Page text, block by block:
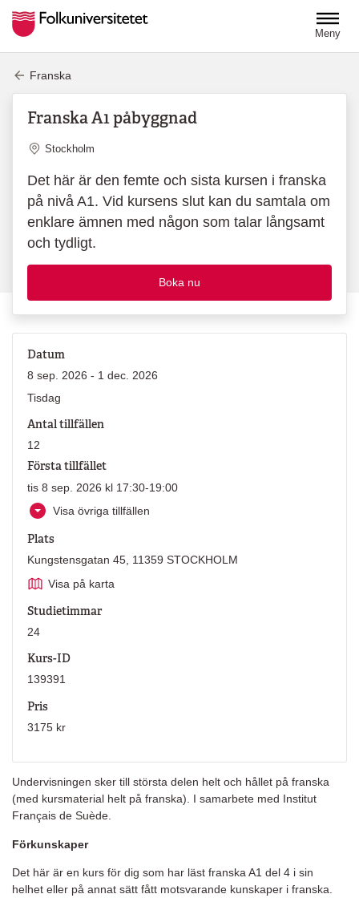
Meny
Franska
Franska A1 påbyggnad
Plats
Stockholm
Det här är den femte och sista kursen i franska
på nivå A1. Vid kursens slut kan du samtala om
enklare ämnen med någon som talar långsamt
och tydligt.
Boka nu
Undervisningen sker till största delen helt och hållet på franska
(med kursmaterial helt på franska). I samarbete med Institut
Français de Suède.
Förkunskaper
Det här är en kurs för dig som har läst franska A1 del 4 i sin
helhet eller på annat sätt fått motsvarande kunskaper i franska.
Datum
8 sep. 2026 - 1 dec. 2026
Tisdag
Antal tillfällen
12
Första tillfället
tis 8 sep. 2026 kl 17:30-19:00
Visa övriga tillfällen
Plats
Kungstensgatan 45, 11359 STOCKHOLM
Visa på karta
Studietimmar
24
Kurs-ID
139391
Pris
3175 kr